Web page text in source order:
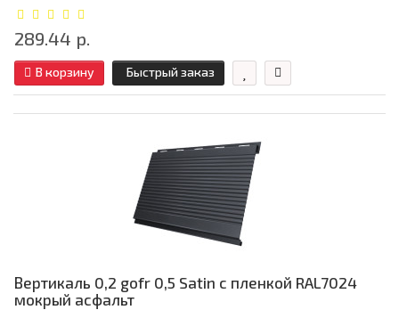
289.44 р.
В корзину Быстрый заказ
Вертикаль 0,2 gofr 0,5 Satin с пленкой RAL7024
мокрый асфальт